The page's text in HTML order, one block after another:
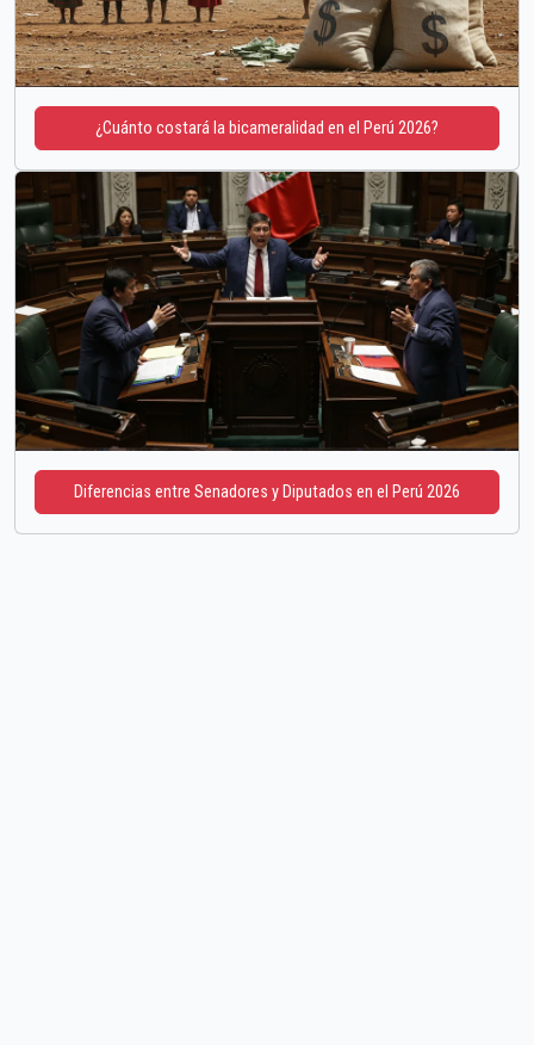
¿Cuánto costará la bicameralidad en el Perú 2026?
Diferencias entre Senadores y Diputados en el Perú 2026